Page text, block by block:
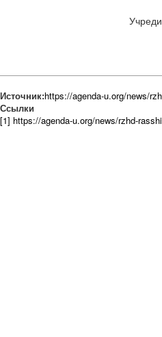
Источник:https://agenda-u.org/news/
Ссылки
[1] https://agenda-u.org/news/rzhd-